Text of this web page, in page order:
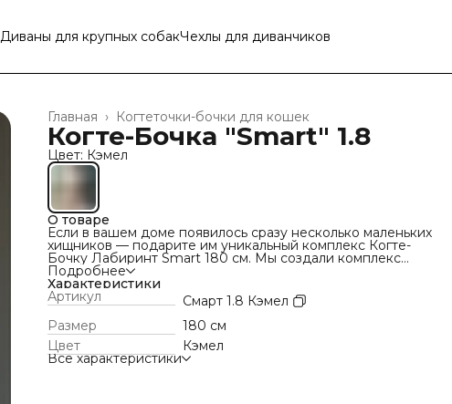
Диваны для крупных собакЧехлы для диванчиков
Когтеточки-бочки для кошек
Главная ›
Когте-Бочка "Smart" 1.8
Цвет: Кэмел
О товаре
Если в вашем доме появилось сразу несколько маленьких
хищников — подарите им уникальный комплекс Когте-
Бочку Лабиринт Smart 180 см. Мы создали комплекс
«Когте-Бочка Лабиринт Smart» на основе опыта
заводчиков, ветеринаров и нашей команды. У нас
получилось сделать уникальный комплекс с множеством
мест напоминающих естественную среду обитания
кошачьих. «Когте-Бочка Лабиринт Smart» — это просторная
башня лабиринт с множеством лежанок, и домиков.
Когтеточка и лежанки для всех пушистых в вашем доме.
Каждый сможет найти для себя любимое место, а заодно и
Подробнее
Характеристики
Артикул
Смарт 1.8 Кэмел
Размер
180 см
Цвет
Кэмел
Все характеристики